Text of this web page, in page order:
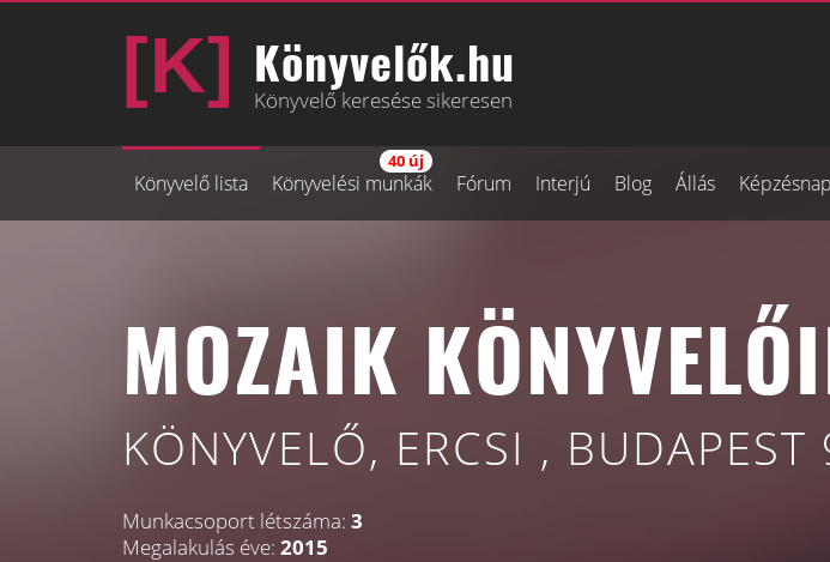
Könyvelők.hu
Könyvelő keresése sikeresen
Könyvelő lista Könyvelési munkák
40 új
Fórum Interjú Blog Állás
MOZAIK
KÖNYVELŐ, ERCSI , BUDAPEST
Munkacsoport létszáma: 3
Megalakulás éve: 2015